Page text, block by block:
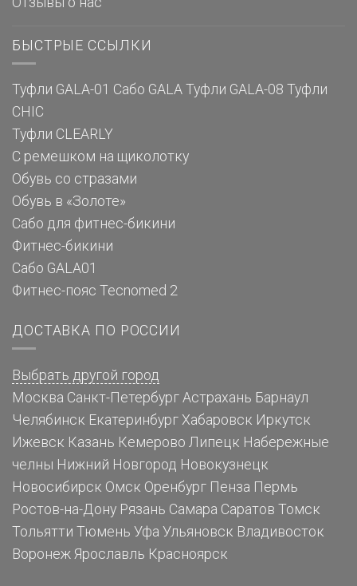
БЫСТРЫЕ ССЫЛКИ
Туфли GALA-01 Сабо GALA Туфли GALA-08 Туфли
CHIC
Туфли CLEARLY
С ремешком на щиколотку
Обувь со стразами
Обувь в «Золоте»
Сабо для фитнес-бикини
Фитнес-бикини
Сабо GALA01
Фитнес-пояс Tecnomed 2
ДОСТАВКА ПО РОССИИ
Выбрать другой город
Москва Санкт-Петербург Астрахань Барнаул
Челябинск Екатеринбург Хабаровск Иркутск
Ижевск Казань Кемерово Липецк Набережные
челны Нижний Новгород Новокузнецк
Новосибирск Омск Оренбург Пенза Пермь
Ростов-на-Дону Рязань Самара Саратов Томск
Тольятти Тюмень Уфа Ульяновск Владивосток
Воронеж Ярославль Красноярск